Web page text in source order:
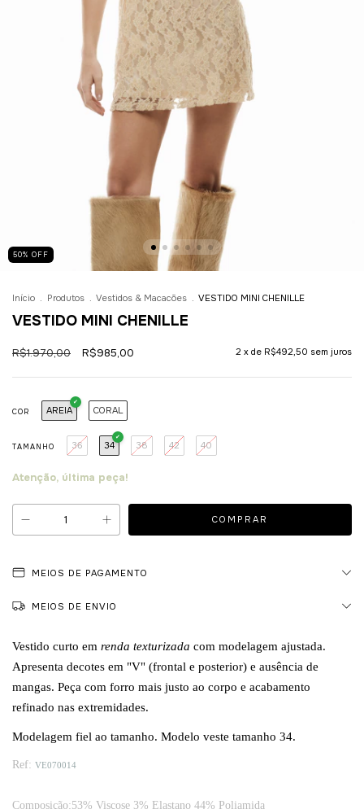
50% OFF
Início . Produtos . Vestidos & Macacões . VESTIDO MINI CHENILLE
VESTIDO MINI CHENILLE
R$1.970,00 R$985,00 2 x de R$492,50 sem juros
COR AREIA CORAL
TAMANHO 36 34 38 42 40
Atenção, última peça!
MEIOS DE PAGAMENTO
MEIOS DE ENVIO
Vestido curto em renda texturizada com modelagem ajustada.
Apresenta decotes em "V" (frontal e posterior) e ausência de
mangas. Peça com forro mais justo ao corpo e acabamento
refinado nas extremidades.
Modelagem fiel ao tamanho. Modelo veste tamanho 34.
Ref: VE070014
Composição:53% Viscose 3% Elastano 44% Poliamida